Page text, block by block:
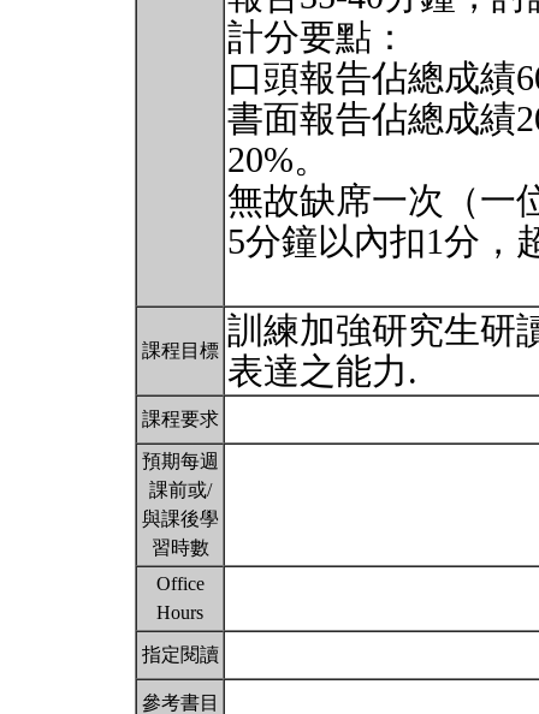
計分要點：
口頭報告佔總成績
書面報告佔總成績
20%。
無故缺席一次（一
5分鐘以內扣1分，
課程目標 訓練加強研究生研
表達之能力.
課程要求
預期每週
課前或/
與課後學
習時數
Office
Hours
指定閱讀
參考書目